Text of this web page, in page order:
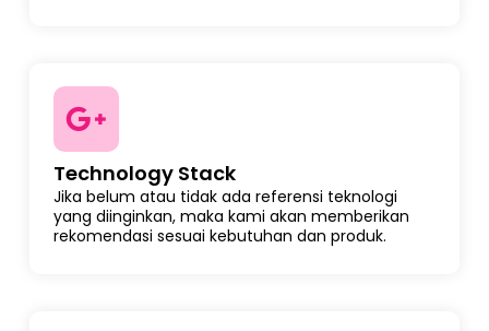
Technology Stack
Jika belum atau tidak ada referensi teknologi
yang diinginkan, maka kami akan memberikan
rekomendasi sesuai kebutuhan dan produk.